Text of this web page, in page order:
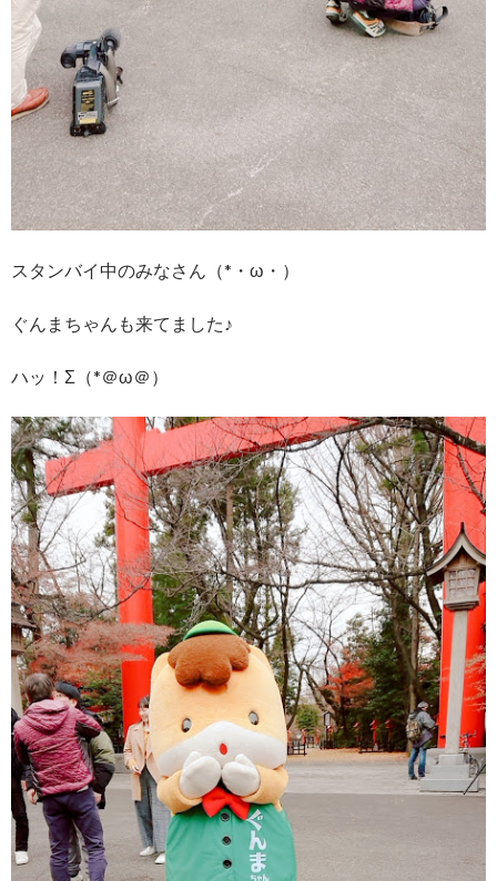
スタンバイ中のみなさん（*・ω・）
ぐんまちゃんも来てました♪
ハッ！Σ（*＠ω＠）